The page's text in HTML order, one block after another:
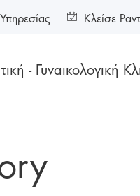
- Γυναικολογική
Κλείσε